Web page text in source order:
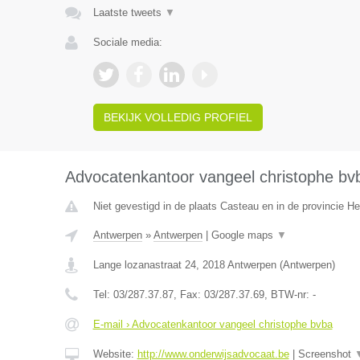
Laatste tweets ▼
Sociale media:
BEKIJK VOLLEDIG PROFIEL
Advocatenkantoor vangeel christophe
Niet gevestigd in de plaats Casteau en in de provincie
Antwerpen» Antwerpen| Google maps ▼
Lange lozanastraat 24, 2018 Antwerpen(Antwerpen)
Tel: 03/287.37.87, Fax: 03/287.37.69, BTW-nr: -
E-mail › Advocatenkantoor vangeel christophe bvba
Website: http://www.onderwijsadvocaat.be| Screenshot